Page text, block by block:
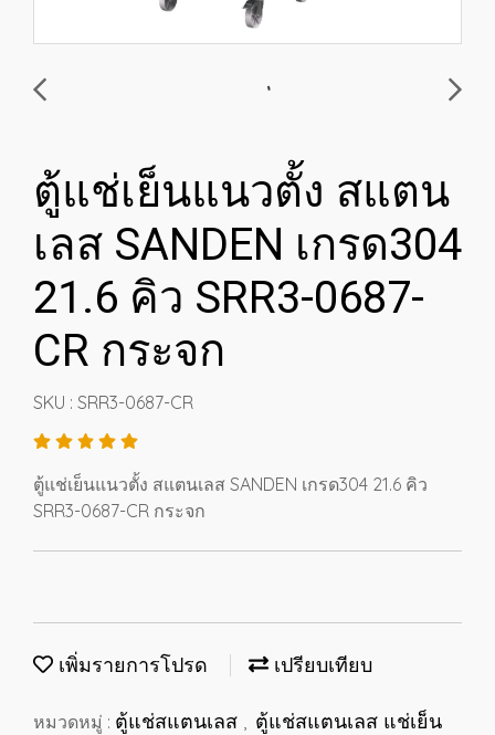
ตู้แช่เย็นแนวตั้ง สแตน
เลส SANDEN เกรด304
21.6 คิว SRR3-0687-
CR กระจก
SKU : SRR3-0687-CR
ตู้แช่เย็นแนวตั้ง สแตนเลส SANDEN เกรด304 21.6 คิว
SRR3-0687-CR กระจก
เพิ่มรายการโปรด เปรียบเทียบ
หมวดหมู่ : ตู้แช่สแตนเลส , ตู้แช่สแตนเลส แช่เย็น